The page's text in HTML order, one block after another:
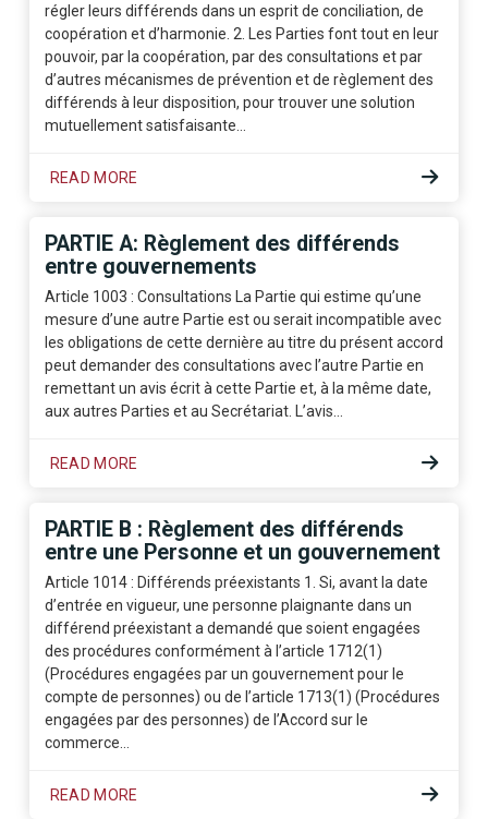
régler leurs différends dans un esprit de conciliation, de
coopération et d’harmonie. 2. Les Parties font tout en leur
pouvoir, par la coopération, par des consultations et par
d’autres mécanismes de prévention et de règlement des
différends à leur disposition, pour trouver une solution
mutuellement satisfaisante…
READ MORE
PARTIE A: Règlement des différends
entre gouvernements
Article 1003 : Consultations La Partie qui estime qu’une
mesure d’une autre Partie est ou serait incompatible avec
les obligations de cette dernière au titre du présent accord
peut demander des consultations avec l’autre Partie en
remettant un avis écrit à cette Partie et, à la même date,
aux autres Parties et au Secrétariat. L’avis…
READ MORE
PARTIE B : Règlement des différends
entre une Personne et un gouvernement
Article 1014 : Différends préexistants 1. Si, avant la date
d’entrée en vigueur, une personne plaignante dans un
différend préexistant a demandé que soient engagées
des procédures conformément à l’article 1712(1)
(Procédures engagées par un gouvernement pour le
compte de personnes) ou de l’article 1713(1) (Procédures
engagées par des personnes) de l’Accord sur le
commerce…
READ MORE